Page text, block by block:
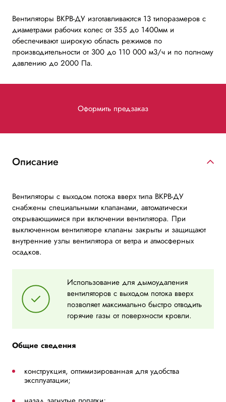
Вентиляторы ВКРВ-ДУ изготавливаются 13 типоразмеров с
диаметрами рабочих колес от 355 до 1400мм и
обеспечивают широкую область режимов по
производительности от 300 до 110 000 м3/ч и по полному
давлению до 2000 Па.
Оформить предзаказ
Описание
Вентиляторы с выходом потока вверх типа ВКРВ-ДУ
снабжены специальными клапанами, автоматически
открывающимися при включении вентилятора. При
выключенном вентиляторе клапаны закрыты и защищают
внутренние узлы вентилятора от ветра и атмосферных
осадков.
Использование для дымоудаления
вентиляторов с выходом потока вверх
позволяет максимально быстро отводить
горячие газы от поверхности кровли.
Общие сведения
конструкция, оптимизированная для удобства
эксплуатации;